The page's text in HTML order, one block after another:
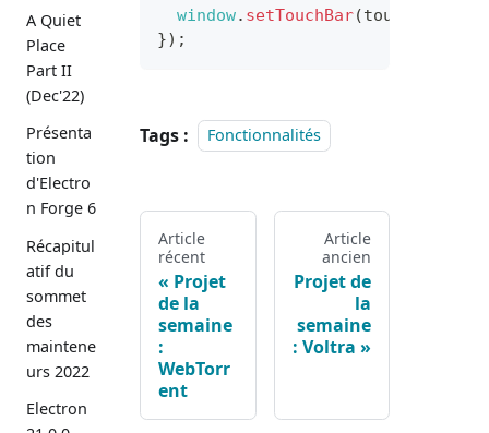
A Quiet
Place
Part II
(Dec'22)
Présenta
tion
d'Electro
n Forge 6
Récapitul
atif du
sommet
des
maintene
urs 2022
Electron
window. setTouchBar(touchBar
}) ;
Tags : Fonctionnalités
Article
récent
Projet
de la
semaine
:
WebTorr
ent
Article
ancien
Projet de
la
semaine
: Voltra